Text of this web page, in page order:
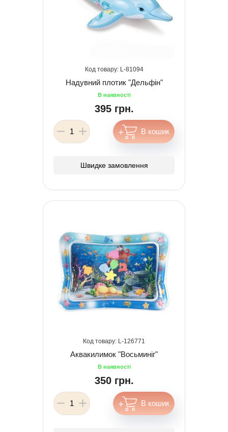
81094
Надувний плотик "Дельфін"
395 грн.
Швидке замовлення
126771
Аквакилимок "Восьминіг"
350 грн.